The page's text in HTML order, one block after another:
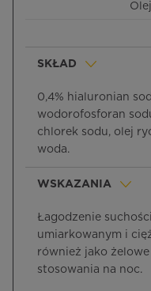
SKŁAD
0,4% hialuronian
wodorofosforan
chlorek sodu, olej
woda.
WSKAZANIA
Łagodzenie
umiarkowanym i
również jako
stosowania na noc.